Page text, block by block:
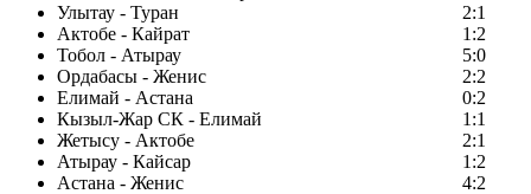
Улытау - Туран
2:1
Актобе - Кайрат
1:2
Тобол - Атырау
5:0
Ордабасы - Женис
2:2
Елимай - Астана
0:2
Кызыл-Жар СК - Елимай
1:1
Жетысу - Актобе
2:1
Атырау - Кайсар
1:2
Астана - Женис
4:2